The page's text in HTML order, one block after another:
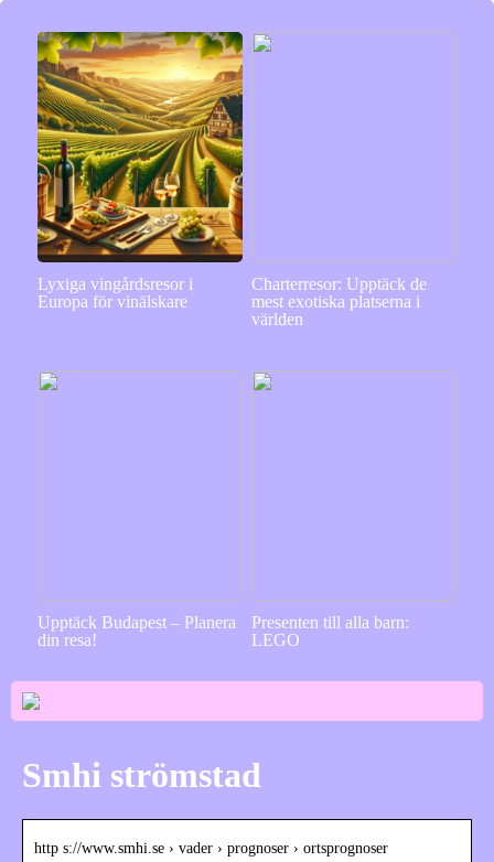
Lyxiga vingårdsresor i
Europa för vinälskare
Charterresor: Upptäck de
mest exotiska platserna i
världen
Upptäck Budapest – Planera
din resa!
Presenten till alla barn:
LEGO
Smhi strömstad
http s://www.smhi.se › vader › prognoser › ortsprognoser